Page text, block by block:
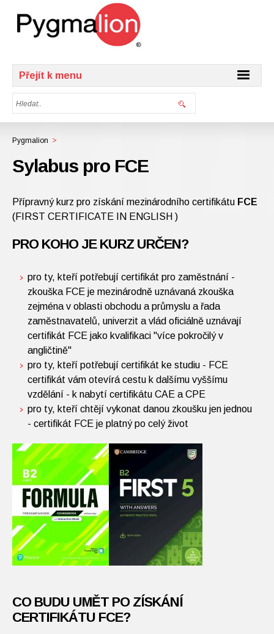
Přejít k menu
Pygmalion >
Sylabus pro FCE
Přípravný kurz pro získání mezinárodního certifikátu FCE
(FIRST CERTIFICATE IN ENGLISH )
PRO KOHO JE KURZ URČEN?
pro ty, kteří potřebují certifikát pro zaměstnání -
zkouška FCE je mezinárodně uznávaná zkouška
zejména v oblasti obchodu a průmyslu a řada
zaměstnavatelů, univerzit a vlád oficiálně uznávají
certifikát FCE jako kvalifikaci "více pokročilý v
angličtině"
pro ty, kteří potřebují certifikát ke studiu - FCE
certifikát vám otevírá cestu k dalšímu vyššímu
vzdělání - k nabytí certifikátu CAE a CPE
pro ty, kteří chtějí vykonat danou zkoušku jen jednou
- certifikát FCE je platný po celý život
CO BUDU UMĚT PO ZÍSKÁNÍ
CERTIFIKÁTU FCE?